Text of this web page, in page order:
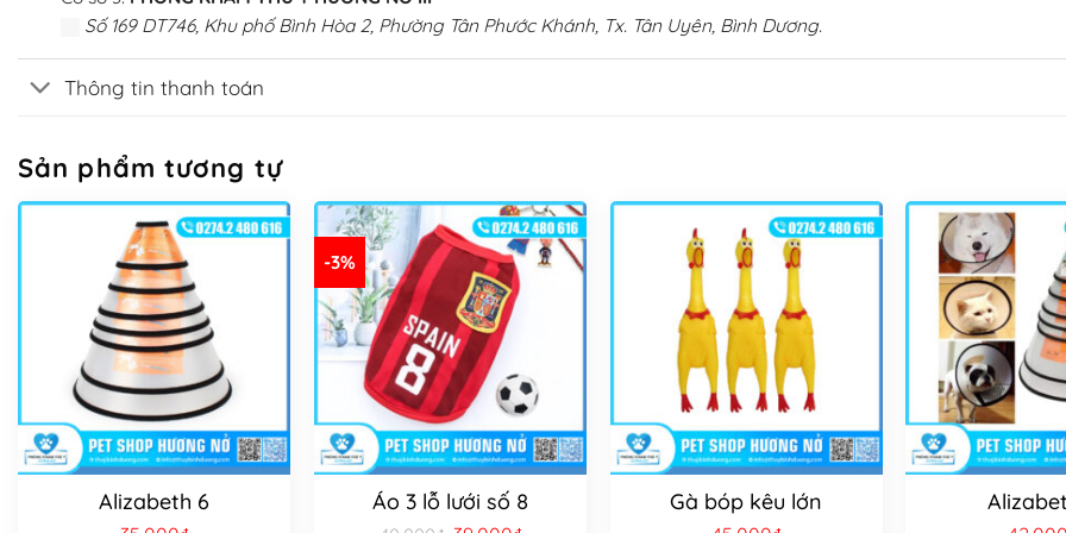
Số 169 DT746, Khu phố Bình Hòa 2, Phường Tân Phước Khánh, Tx. Tân Uyên, Bình Dương.
Thông tin thanh toán
Sản phẩm tương tự
Alizabeth 6
-3%
Áo 3 lỗ lưới số 8 Gà bóp kêu lớn